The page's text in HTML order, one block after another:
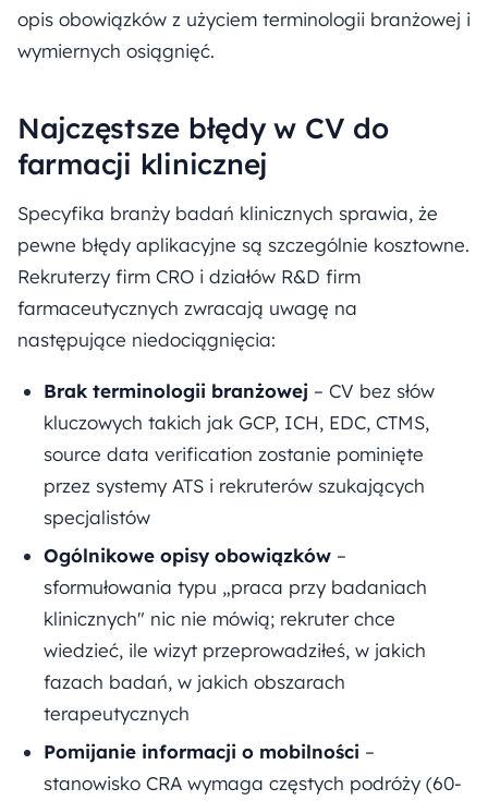
opis obowiązków z użyciem terminologii branżowej i
wymiernych osiągnięć.
Najczęstsze błędy w CV do
farmacji klinicznej
Specyfika branży badań klinicznych sprawia, że
pewne błędy aplikacyjne są szczególnie kosztowne.
Rekruterzy firm CRO i działów R&D firm
farmaceutycznych zwracają uwagę na
następujące niedociągnięcia:
Brak terminologii branżowej – CV bez słów
kluczowych takich jak GCP, ICH, EDC, CTMS,
source data verification zostanie pominięte
przez systemy ATS i rekruterów szukających
specjalistów
Ogólnikowe opisy obowiązków –
sformułowania typu „praca przy badaniach
klinicznych" nic nie mówią; rekruter chce
wiedzieć, ile wizyt przeprowadziłeś, w jakich
fazach badań, w jakich obszarach
terapeutycznych
Pomijanie informacji o mobilności –
stanowisko CRA wymaga częstych podróży (60-